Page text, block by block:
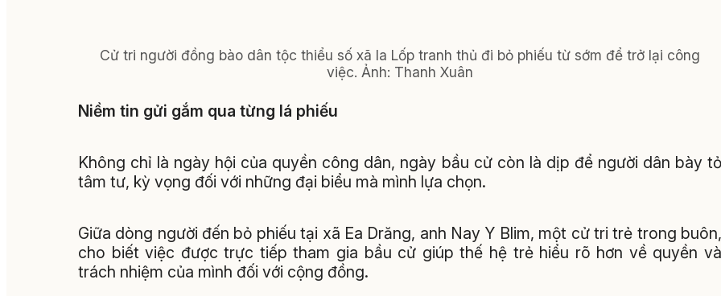
Cử tri người đồng bào dân tộc thiểu số xã Ia Lốp tranh thủ đi bỏ phiếu từ sớm để trở lại công
việc. Ảnh: Thanh Xuân
Niềm tin gửi gắm qua từng lá phiếu
Không chỉ là ngày hội của quyền công dân, ngày bầu cử còn là dịp để người dân bày tỏ
tâm tư, kỳ vọng đối với những đại biểu mà mình lựa chọn.
Giữa dòng người đến bỏ phiếu tại xã Ea Drăng, anh Nay Y Blim, một cử tri trẻ trong buôn,
cho biết việc được trực tiếp tham gia bầu cử giúp thế hệ trẻ hiểu rõ hơn về quyền và
trách nhiệm của mình đối với cộng đồng.